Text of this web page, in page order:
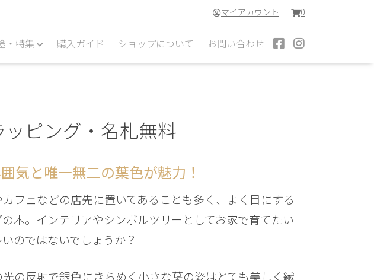
0
マイアカウント
・特集 購入ガイド ショップについて お問い合わせ
ピング・名札無料
気と唯一無二の葉色が魅力！
フェなどの店先に置いてあることも多く、よく目にする
木。インテリアやシンボルツリーとしてお家で育てたい
のではないでしょうか？
の反射で銀色にきらめく小さな葉の姿はとても美しく繊